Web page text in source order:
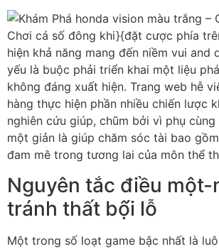
Chơi cá số đông khi}{đặt cược phía
hiện khả năng mang đến niềm vui
yếu là buộc phải triển khai một liệu
không đáng xuất hiện. Trang web hễ
hàng thực hiện phần nhiều chiến lược
nghiên cứu giúp, chũm bởi vì phụ
một giản là giúp chăm sóc tài bao
đam mê trong tương lai của môn thể
Nguyên tắc điều
tránh thất bộ́i lỗ
Một trong số loạt game bậc nhất là